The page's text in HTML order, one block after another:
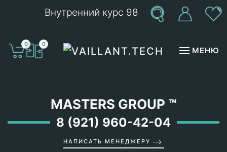
Внутренний курс 98
0 0
МЕНЮ
MASTERS GROUP ™
8 (921) 960-42-04
НАПИСАТЬ МЕНЕДЖЕРУ